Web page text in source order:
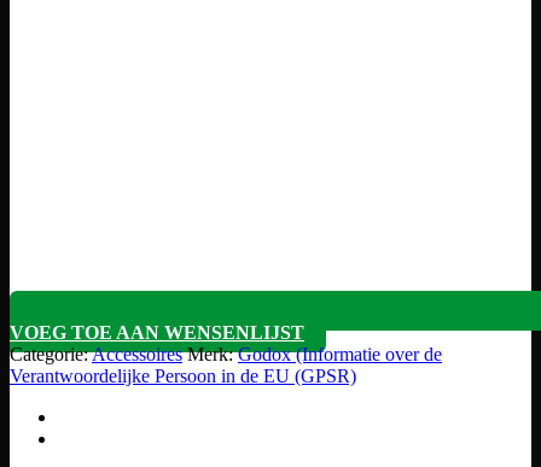
VOEG TOE AAN WENSENLIJST
Categorie:Accessoires Merk:Godox (Informatie over de
Verantwoordelijke Persoon in de EU (GPSR)